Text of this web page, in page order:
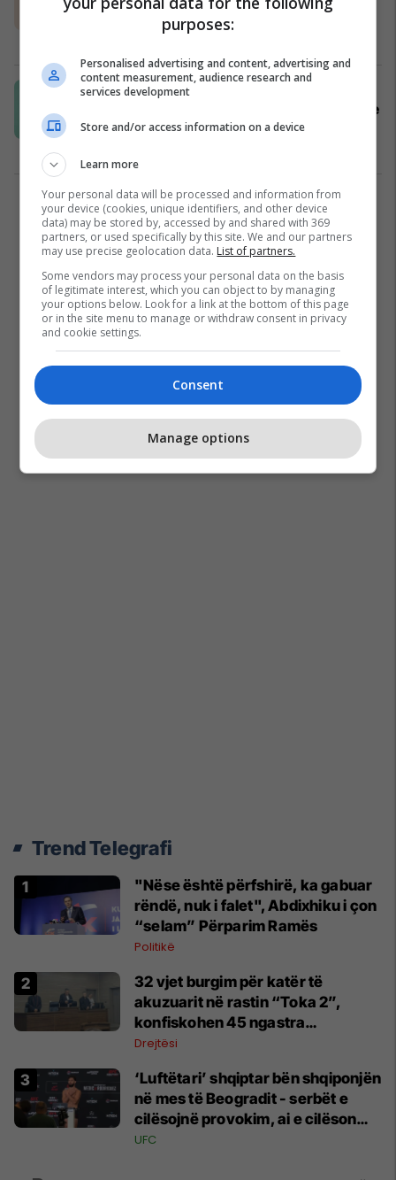
menstrual?
Ushqim i shëndetshëm
Pilulat për të shtyrë ciklin
menstrual: A janë të rrezikshme dhe
si duhet t'i përdorni
1
Trend Telegrafi
"Nëse është përfshirë, ka gabuar
rëndë, nuk i falet", Abdixhiku i çon
“selam” Përparim Ramës
Politikë
32 vjet burgim për katër të
akuzuarit në rastin “Toka 2”,
konfiskohen 45 ngastra
kadastrale
Drejtësi
‘Luftëtari’ shqiptar bën shqiponjën
në mes të Beogradit - serbët e
cilësojnë provokim, ai e cilëson
simbol të identitetit
UFC
purposes:
Personalised advertising and content, advertising and
content measurement, audience research and
services development
Store and/or access information on a device
Learn more
Your personal data will be processed and information from
your device (cookies, unique identifiers, and other device
data) may be stored by, accessed by and shared with 369
partners, or used specifically by this site. We and our partners
may use precise geolocation data. List of partners.
Some vendors may process your personal data on the basis
of legitimate interest, which you can object to by managing
your options below. Look for a link at the bottom of this page
or in the site menu to manage or withdraw consent in privacy
and cookie settings.
Consent
Manage options